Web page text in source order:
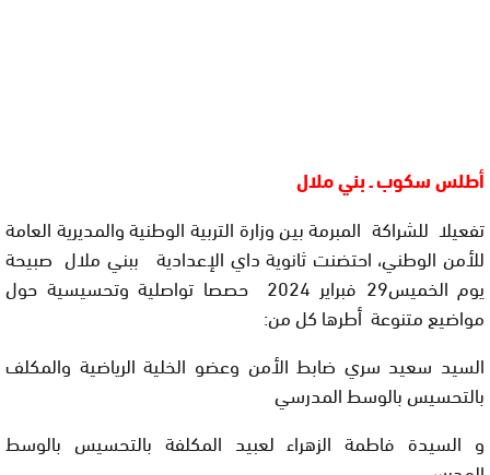
أطلس سكوب ـ بني ملال
تفعيلا للشراكة المبرمة بين وزارة التربية الوطنية والمديرية العامة
للأمن الوطني، احتضنت ثانوية داي الإعدادية ببني ملال صبيحة
يوم الخميس29 فبراير 2024 حصصا تواصلية وتحسيسية حول
مواضيع متنوعة أطرها كل من:
السيد سعيد سري ضابط الأمن وعضو الخلية الرياضية والمكلف
بالتحسيس بالوسط المدرسي
و السيدة فاطمة الزهراء لعبيد المكلفة بالتحسيس بالوسط